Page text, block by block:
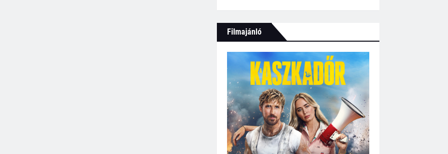
Filmajánló